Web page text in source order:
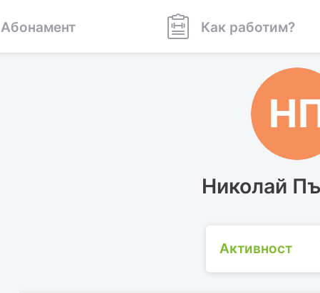
Абонамент Как работим?
Николай
Активност